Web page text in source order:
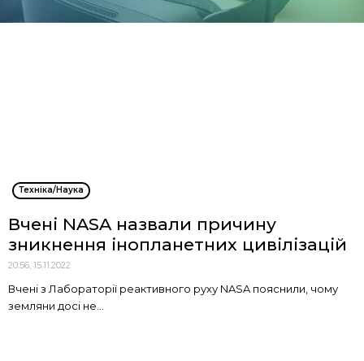
Техніка/Наука
Вчені NASA назвали причину
зникнення інопланетних цивілізацій
20:56, 15.11.2022
Вчені з Лабораторії реактивного руху NASA пояснили, чому
земляни досі не...